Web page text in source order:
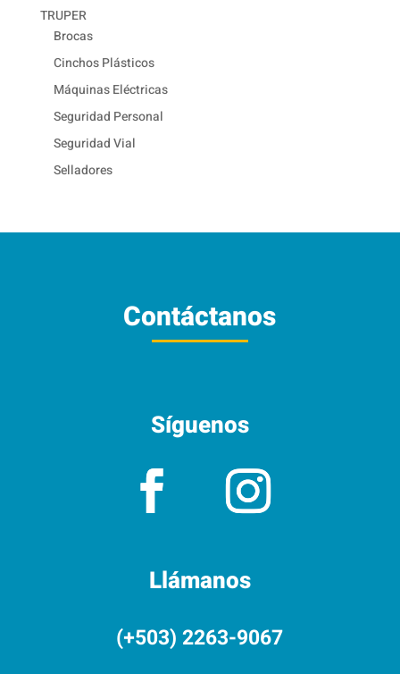
TRUPER
Brocas
Cinchos Plásticos
Máquinas Eléctricas
Seguridad Personal
Seguridad Vial
Selladores
Contáctanos
Síguenos
Llámanos
(+503) 2263-9067